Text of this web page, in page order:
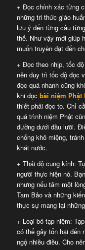
+ Đọc chính xác từng
những tri thức giáo
lưu ý đến từng câu
thể. Như vậy mới giúp
muốn truyền đạt đến
+ Đọc theo nhịp, tốc
nên duy trì tốc độ đọc
đọc quá nhanh cũng
khi đọc bài niệm Phật
thiết phải đọc to. Chỉ
quá trình niệm Phật
đường dưới đầu lưỡi.
chống khô miệng,
khát nước.
+ Thái độ cung kính:
người thực hiện nó.
nhưng nếu tâm một
Tam Bảo và những
thực sự mang lại
+ Loại bỏ tạp niệm:
có thể gây tổn hại đến
ngộ nhiều điều. Cho